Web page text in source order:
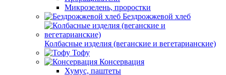
Микрозелень, проростки
Бездрожжевой хлеб
Колбасные изделия (веганские и вегетарианские)
Тофу
Консервация
Хумус, паштеты